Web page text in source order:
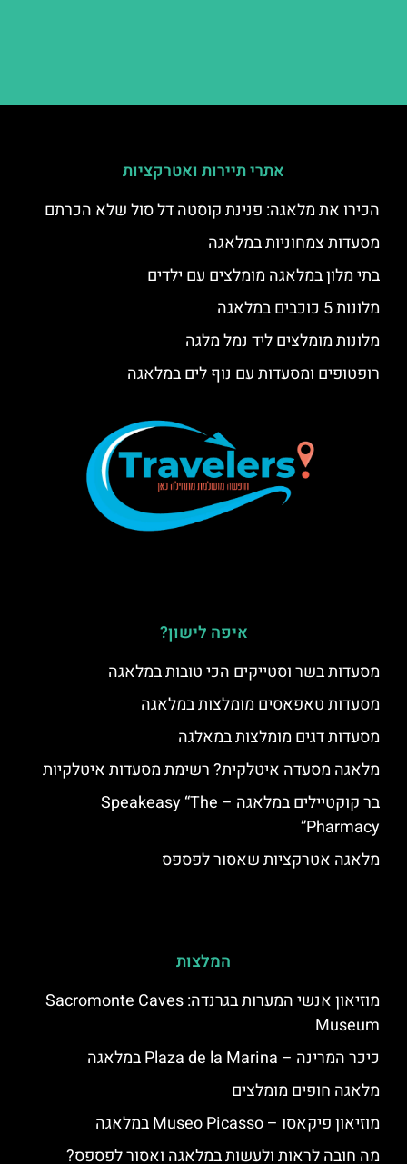
אתרי תיירות ואטרקציות
הכירו את מלאגה: פנינת קוסטה דל סול שלא הכרתם
מסעדות צמחוניות במלאגה
בתי מלון במלאגה מומלצים עם ילדים
מלונות 5 כוכבים במלאגה
מלונות מומלצים ליד נמל מלגה
רופטופים ומסעדות עם נוף לים במלאגה
איפה לישון?
מסעדות בשר וסטייקים הכי טובות במלאגה
מסעדות טאפאסים מומלצות במלאגה
מסעדות דגים מומלצות במאלגה
מלאגה מסעדה איטלקית? רשימת מסעדות איטלקיות
בר קוקטיילים במלאגה – Speakeasy “The
Pharmacy”
מלאגה אטרקציות שאסור לפספס
המלצות
מוזיאון אנשי המערות בגרנדה: Sacromonte Caves
Museum
כיכר המרינה – Plaza de la Marina במלאגה
מלאגה חופים מומלצים
מוזיאון פיקאסו – Museo Picasso במלאגה
מה חובה לראות ולעשות במלאגה ואסור לפספס?